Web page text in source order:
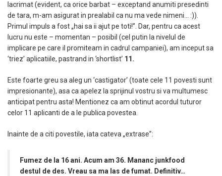
lacrimat (evident, ca orice barbat – exceptand anumiti presedinti
de tara, m-am asigurat in prealabil ca nu ma vede nimeni… :)).
Primul impuls a fost „hai sa ii ajut pe toti!”. Dar, pentru ca acest
lucru nu este – momentan – posibil (cel putin la nivelul de
implicare pe care il promiteam in cadrul campaniei), am inceput sa
‘triez’ aplicatiile, pastrand in ‘shortlist’ 11.
Este foarte greu sa aleg un ‘castigator’ (toate cele 11 povesti sunt
impresionante), asa ca apelez la sprijinul vostru si va multumesc
anticipat pentru asta! Mentionez ca am obtinut acordul tuturor
celor 11 aplicanti de a le publica povestea.
Inainte de a citi povestile, iata cateva „extrase”:
Fumez de la 16 ani. Acum am 36. Mananc junkfood
destul de des. Vreau sa ma las de fumat. Definitiv…